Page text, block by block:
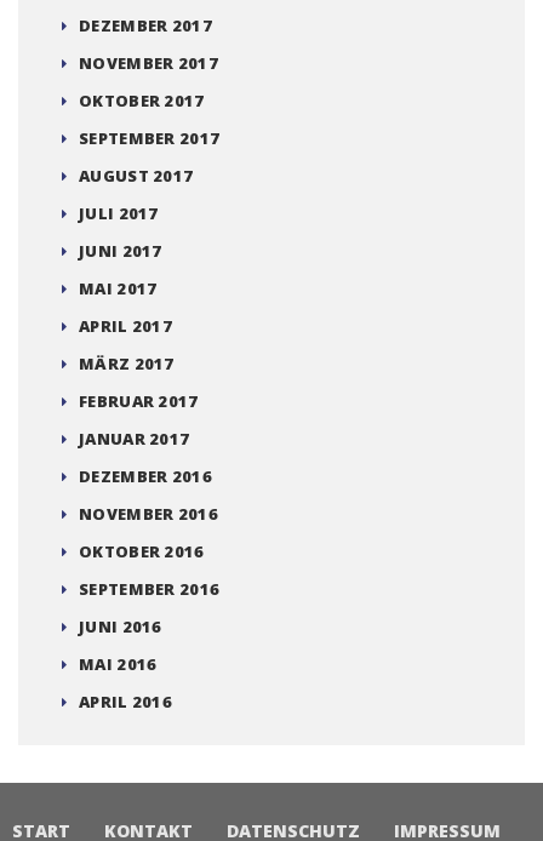
DEZEMBER 2017
NOVEMBER 2017
OKTOBER 2017
SEPTEMBER 2017
AUGUST 2017
JULI 2017
JUNI 2017
MAI 2017
APRIL 2017
MÄRZ 2017
FEBRUAR 2017
JANUAR 2017
DEZEMBER 2016
NOVEMBER 2016
OKTOBER 2016
SEPTEMBER 2016
JUNI 2016
MAI 2016
APRIL 2016
START KONTAKT DATENSCHUTZ IMPRESSUM